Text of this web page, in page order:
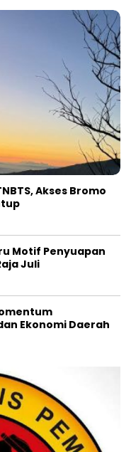
Akses Bromo
Motif Penyuapan
Juli
Ekonomi Daerah